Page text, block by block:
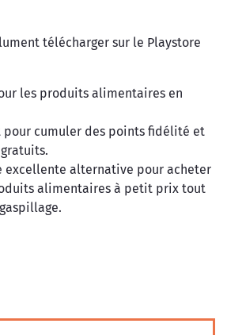
télécharger sur le Playstore
les produits alimentaires en
pour cumuler des points fidélité et
excellente alternative pour acheter
alimentaires à petit prix tout